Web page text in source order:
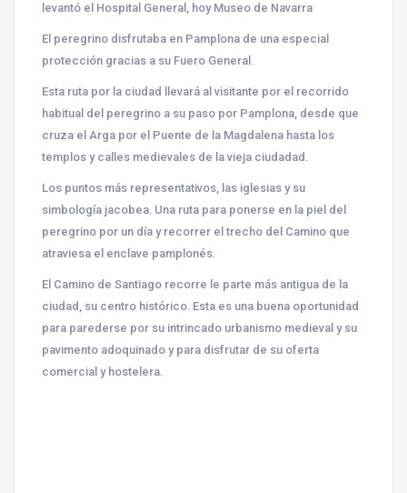
levantó el Hospital General, hoy Museo de Navarra
El peregrino disfrutaba en Pamplona de una especial
protección gracias a su Fuero General.
Esta ruta por la ciudad llevará al visitante por el recorrido
habitual del peregrino a su paso por Pamplona, desde que
cruza el Arga por el Puente de la Magdalena hasta los
templos y calles medievales de la vieja ciudadad.
Los puntos más representativos, las iglesias y su
simbología jacobea. Una ruta para ponerse en la piel del
peregrino por un día y recorrer el trecho del Camino que
atraviesa el enclave pamplonés.
El Camino de Santiago recorre le parte más antigua de la
ciudad, su centro histórico. Esta es una buena oportunidad
para parederse por su intrincado urbanismo medieval y su
pavimento adoquinado y para disfrutar de su oferta
comercial y hostelera.